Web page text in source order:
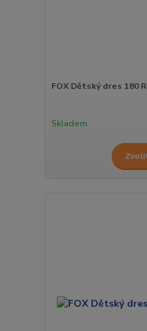
FOX Dětský dres 180
Skladem